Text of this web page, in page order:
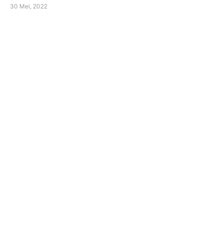
30 Mei, 2022